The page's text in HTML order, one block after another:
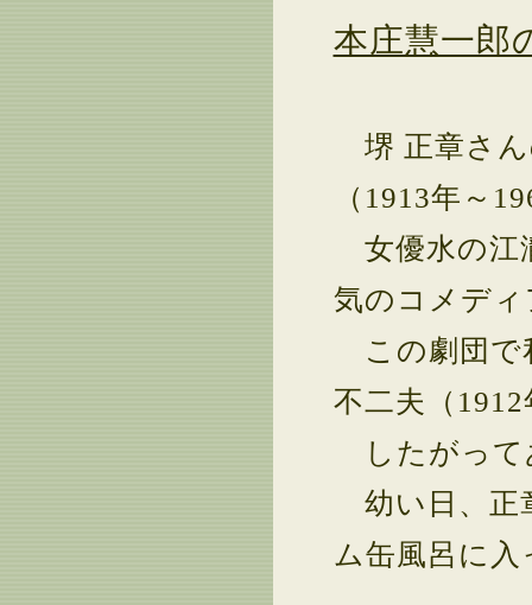
本庄慧一郎
堺 正章さん
（1913年～
女優水の江
気のコメデ
この劇団で
不二夫（
したがっ
幼い日、正
ム缶風呂に